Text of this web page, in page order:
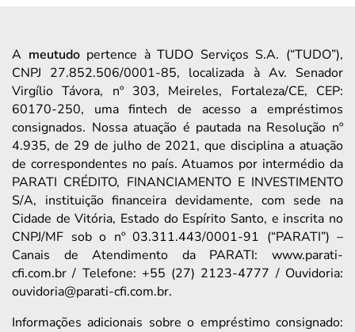
A meutudopertence à TUDO Serviços S.A. (“TUDO”),
CNPJ 27.852.506/0001-85, localizada à Av. Senador
Virgílio Távora, nº 303, Meireles, Fortaleza/CE, CEP:
60170-250, uma fintech de acesso a empréstimos
consignados. Nossa atuação é pautada na Resolução nº
4.935, de 29 de julho de 2021, que disciplina a atuação
de correspondentes no país. Atuamos por intermédio da
PARATI CRÉDITO, FINANCIAMENTO E INVESTIMENTO
S/A, instituição financeira devidamente, com sede na
Cidade de Vitória, Estado do Espírito Santo, e inscrita no
CNPJ/MF sob o nº 03.311.443/0001-91 (“PARATI”) –
Canais de Atendimento da PARATI: www.parati-
cfi.com.br / Telefone: +55 (27) 2123-4777 / Ouvidoria:
ouvidoria@parati-cfi.com.br.
Informações adicionais sobre o empréstimo consignado: